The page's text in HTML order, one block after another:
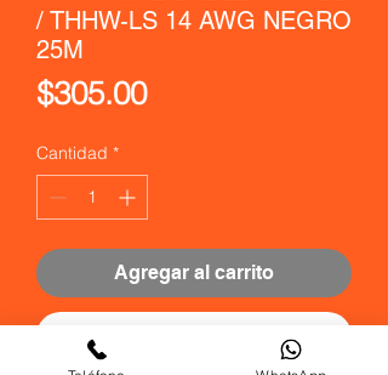
/ THHW-LS 14 AWG NEGRO
25M
$305.00Precio
Cantidad *
Agregar al carrito